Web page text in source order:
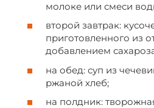
молоке или смеси
второй завтрак:
приготовленного из
добавлением
на обед: суп из
ржаной хлеб;
на полдник: